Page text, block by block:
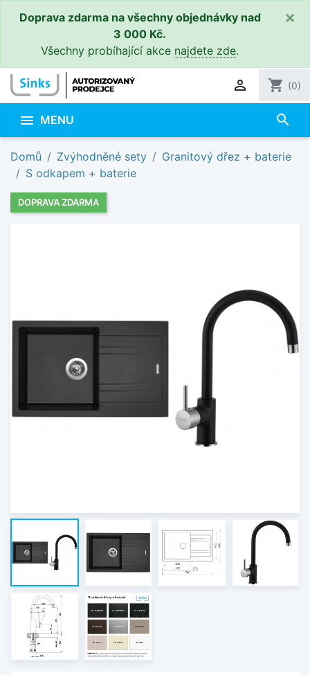
Doprava zdarma na všechny objednávky nad
3 000 Kč.
Všechny probíhající akce najdete zde.
×
 shopping_cart (0)
 MENU search
Domů Zvýhodněné sety
Granitový dřez + baterie
S odkapem + baterie
DOPRAVA ZDARMA